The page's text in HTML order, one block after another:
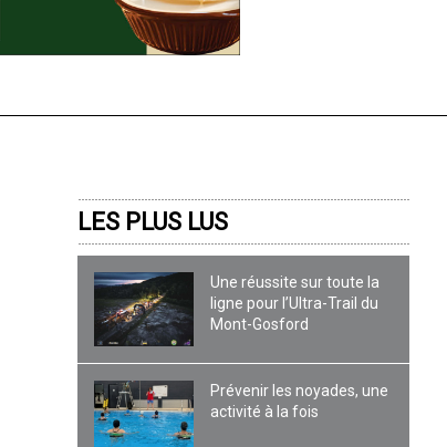
LES PLUS LUS
Une réussite sur toute la
ligne pour l’Ultra-Trail du
Mont-Gosford
Prévenir les noyades, une
activité à la fois